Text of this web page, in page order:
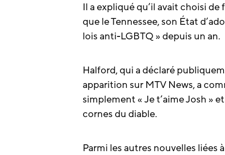
Il a expliqué qu’il avait choisi
que le Tennessee, son État
lois anti-LGBTQ » depuis un an.
Halford, qui a déclaré
apparition sur MTV News, a
simplement « Je t’aime Josh »
cornes du diable.
Parmi les autres nouvelles liées